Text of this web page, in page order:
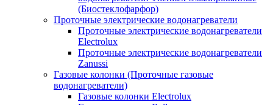
(Биостеклофарфор)
Проточные электрические водонагреватели
Проточные электрические водонагреватели
Electrolux
Проточные электрические водонагреватели
Zanussi
Газовые колонки (Проточные газовые
водонагреватели)
Газовые колонки Electrolux